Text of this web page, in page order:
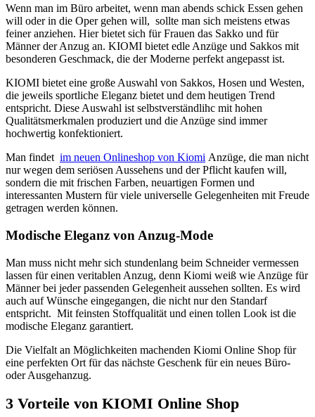
Wenn man im Büro arbeitet, wenn man abends schick Essen gehen
will oder in die Oper gehen will, sollte man sich meistens etwas
feiner anziehen. Hier bietet sich für Frauen das Sakko und für
Männer der Anzug an. KIOMI bietet edle Anzüge und Sakkos mit
besonderen Geschmack, die der Moderne perfekt angepasst ist.
KIOMI bietet eine große Auswahl von Sakkos, Hosen und Westen,
die jeweils sportliche Eleganz bietet und dem heutigen Trend
entspricht. Diese Auswahl ist selbstverständlihc mit hohen
Qualitätsmerkmalen produziert und die Anzüge sind immer
hochwertig konfektioniert.
Man findet im neuen Onlineshop von Kiomi Anzüge, die man nicht
nur wegen dem seriösen Aussehens und der Pflicht kaufen will,
sondern die mit frischen Farben, neuartigen Formen und
interessanten Mustern für viele universelle Gelegenheiten mit Freude
getragen werden können.
Modische Eleganz von Anzug-Mode
Man muss nicht mehr sich stundenlang beim Schneider vermessen
lassen für einen veritablen Anzug, denn Kiomi weiß wie Anzüge für
Männer bei jeder passenden Gelegenheit aussehen sollten. Es wird
auch auf Wünsche eingegangen, die nicht nur den Standarf
entspricht. Mit feinsten Stoffqualität und einen tollen Look ist die
modische Eleganz garantiert.
Die Vielfalt an Möglichkeiten machenden Kiomi Online Shop für
eine perfekten Ort für das nächste Geschenk für ein neues Büro-
oder Ausgehanzug.
3 Vorteile von KIOMI Online Shop